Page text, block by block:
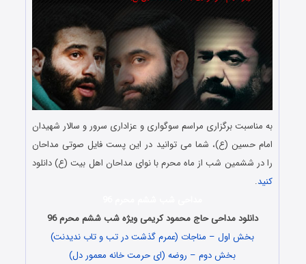
به مناسبت برگزاری مراسم سوگواری و عزاداری سرور و سالار شهیدان
امام حسین (ع)، شما می توانید در این پست فایل صوتی مداحان
را در ششمین شب از ماه محرم با نوای مداحان اهل بیت (ع) دانلود
کنید.
دانلود مداحی حاج محمود کریمی ویژه شب ششم محرم 96
بخش اول – مناجات (عمرم گذشت در تب و تاب ندیدنت)
بخش دوم – روضه (ای حرمت خانه معمور دل)